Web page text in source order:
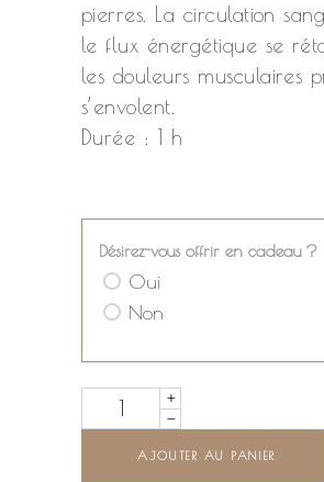
pierres. La circulation
le flux énergétique se
les douleurs musculaires
s’envolent.
Durée : 1 h
Désirez-vous offrir en cadeau ?
Oui
Non
Quantity
AJOUTER AU PANIER